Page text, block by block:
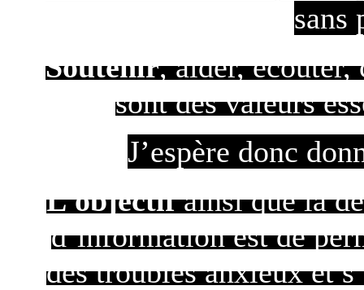
sans
Soutenir, aider, écouter,
sont des valeurs
J’espère donc
L’objectifainsi que la
d’information est de
des troubles anxieux et